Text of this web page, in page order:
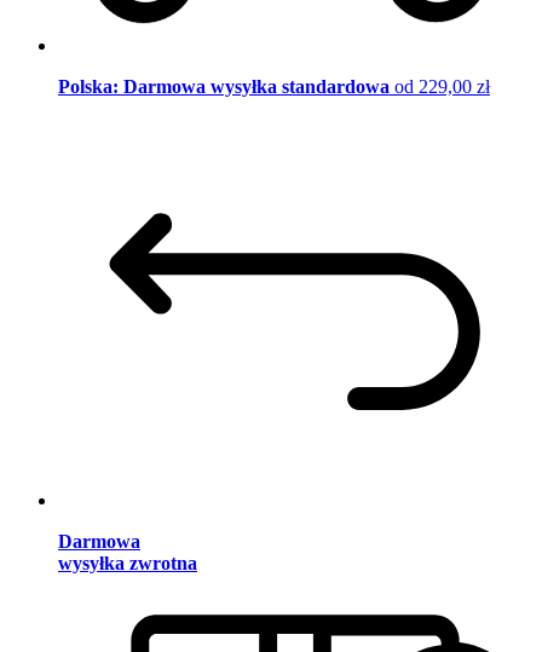
Polska: Darmowa wysyłka standardowa od 229,00 zł
Darmowa
wysyłka zwrotna